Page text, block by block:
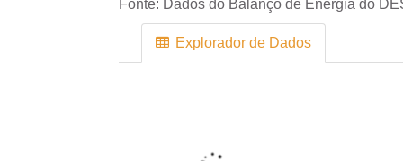
Fonte: Dados do Balanço de Energia do
Explorador de Dados